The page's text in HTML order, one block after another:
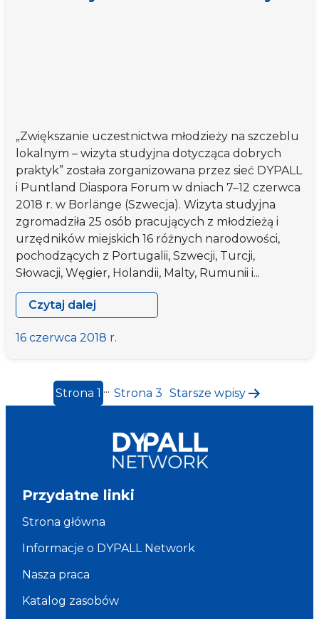
„Zwiększanie uczestnictwa młodzieży na szczeblu
lokalnym – wizyta studyjna dotycząca dobrych
praktyk” została zorganizowana przez sieć DYPALL
i Puntland Diaspora Forum w dniach 7–12 czerwca
2018 r. w Borlänge (Szwecja). Wizyta studyjna
zgromadziła 25 osób pracujących z młodzieżą i
urzędników miejskich 16 różnych narodowości,
pochodzących z Portugalii, Szwecji, Turcji,
Słowacji, Węgier, Holandii, Malty, Rumunii i...
Czytaj dalej
Wizyta
studyjna
–
zwiększanie
młodzieży
na
szczeblu
lokalnym
16 czerwca 2018 r.
Stronicowanie
wpisów
Strona 1 ... Strona 3 Starsze wpisy
Przydatne linki
Strona główna
Informacje o DYPALL Network
Nasza praca
Katalog zasobów